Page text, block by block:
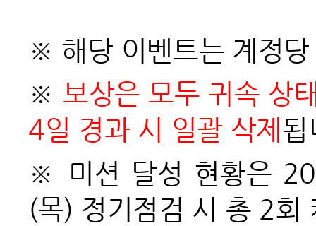
※ 해당 이벤트는 계정
※ 보상은 모두 귀속 상
4일 경과 시 일괄 삭제 됩
※ 미션 달성 현황은
(목) 정기점검 시 총 2회